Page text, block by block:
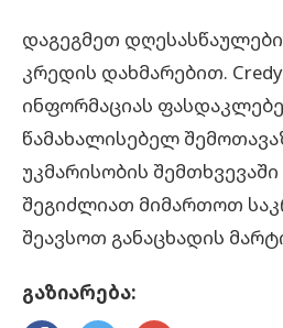
დაგეგმეთ
კრედის დახმარებით.
ინფორმაციას
წამახალისებელ
უკმარისობის
შეგიძლიათ მიმართოთ
შეავსოთ განაცხადის
გაზიარება: